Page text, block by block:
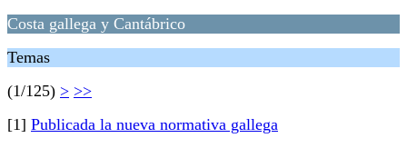
Costa gallega y Cantábrico
Temas
(1/125) > >>
[1] Publicada la nueva normativa gallega